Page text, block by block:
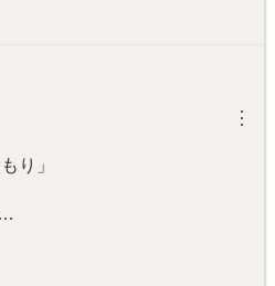
︙
り」